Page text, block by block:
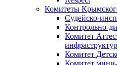
Комитеты
Судейско-
Контрольно-
Комитет
Комитет
Комитет